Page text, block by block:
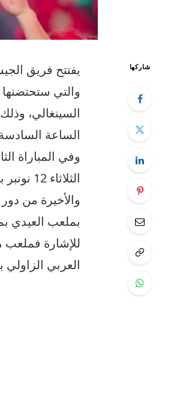
شاركها
يفتتح فريق
الساعة
وفي المباراة
والأخيرة من
بملعب العيدي
للإشارة فملعب
العربي الزاولي